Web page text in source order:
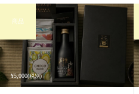
¥5,000(税別)
商品